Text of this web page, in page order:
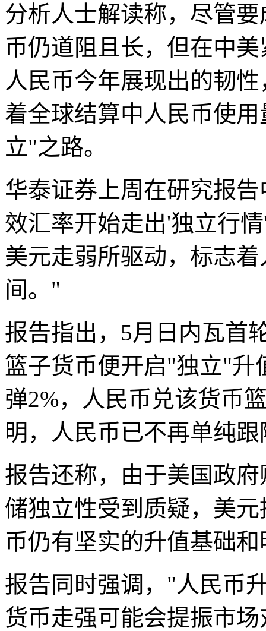
分析人士解读称，尽管
币仍道阻且长，但在中
人民币今年展现出的韧
着全球结算中人民币使
立"之路。
华泰证券上周在研究报
效汇率开始走出'独立行
美元走弱所驱动，标志
间。"
报告指出，5月日内瓦首
篮子货币便开启"独立"升
弹2%，人民币兑该货币
明，人民币已不再单纯
报告还称，由于美国政
储独立性受到质疑，美
币仍有坚实的升值基础
报告同时强调，"人民币
货币走强可能会提振市